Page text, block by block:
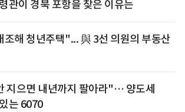
관이 경북 포항을 찾은 이유는
조해 청년주택"... 與 3선 의원의 부동산
지으면 내년까지 팔아라"… 양도세
는 6070